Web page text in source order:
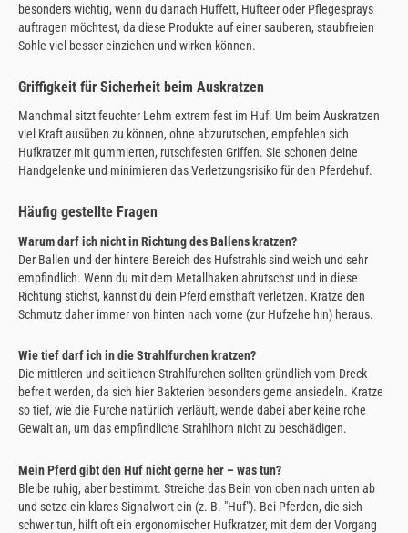
besonders wichtig, wenn du danach Huffett, Hufteer oder Pflegesprays
auftragen möchtest, da diese Produkte auf einer sauberen, staubfreien
Sohle viel besser einziehen und wirken können.
Griffigkeit für Sicherheit beim Auskratzen
Manchmal sitzt feuchter Lehm extrem fest im Huf. Um beim Auskratzen
viel Kraft ausüben zu können, ohne abzurutschen, empfehlen sich
Hufkratzer mit gummierten, rutschfesten Griffen. Sie schonen deine
Handgelenke und minimieren das Verletzungsrisiko für den Pferdehuf.
Häufig gestellte Fragen
Warum darf ich nicht in Richtung des Ballens kratzen?
Der Ballen und der hintere Bereich des Hufstrahls sind weich und sehr
empfindlich. Wenn du mit dem Metallhaken abrutschst und in diese
Richtung stichst, kannst du dein Pferd ernsthaft verletzen. Kratze den
Schmutz daher immer von hinten nach vorne (zur Hufzehe hin) heraus.
Wie tief darf ich in die Strahlfurchen kratzen?
Die mittleren und seitlichen Strahlfurchen sollten gründlich vom Dreck
befreit werden, da sich hier Bakterien besonders gerne ansiedeln. Kratze
so tief, wie die Furche natürlich verläuft, wende dabei aber keine rohe
Gewalt an, um das empfindliche Strahlhorn nicht zu beschädigen.
Mein Pferd gibt den Huf nicht gerne her – was tun?
Bleibe ruhig, aber bestimmt. Streiche das Bein von oben nach unten ab
und setze ein klares Signalwort ein (z. B. "Huf"). Bei Pferden, die sich
schwer tun, hilft oft ein ergonomischer Hufkratzer, mit dem der Vorgang